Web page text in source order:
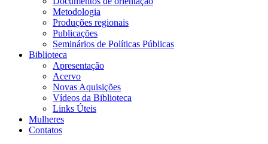
Metodologia
Produções regionais
Publicações
Seminários de Políticas Públicas
Biblioteca
Apresentação
Acervo
Novas Aquisições
Vídeos da Biblioteca
Links Úteis
Mulheres
Contatos